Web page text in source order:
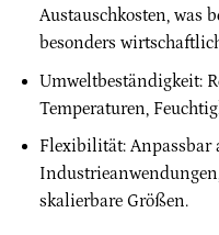
Austauschkosten, was
besonders
Umweltbeständigkeit:
Temperaturen,
Flexibilität: Anpassbar
skalierbare Größen.